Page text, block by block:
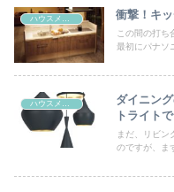
ハウスメーカーとの打ち合わせ 衝撃！キ
この間の打
最初にパナソ
ハウスメーカーとの打ち合わせ
ダイニン
トライトで
まだ、リビン
のですが、ま